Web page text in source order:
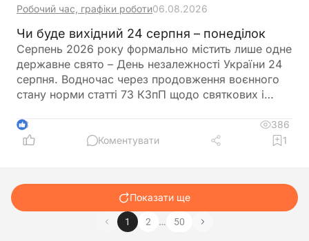
Робочий час, графіки роботи06.08.2026
Чи буде вихідний 24 серпня – понеділок
Серпень 2026 року формально містить лише одне
державне свято – День незалежності України 24
серпня. Водночас через продовження воєнного
стану норми статті 73 КЗпП щодо святкових і
що додаткового вихідного в цей день не
передбачено, і він є звичайним робочим днем.
3
386
Коментувати
1
Показати ще
1 2 … 50